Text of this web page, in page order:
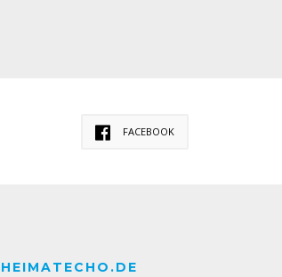
FACEBOOK
HEIMATECHO.DE